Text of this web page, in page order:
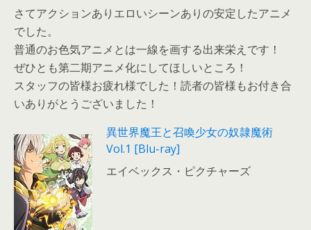
さてアクションありエロいシーンありの安定したアニメ
でした。
普通のお色気アニメとは一線を画する出来栄えです！
ぜひとも第二期アニメ化にしてほしいところ！
スタッフの皆様お疲れ様でした！読者の皆様もお付き合
いありがとうございました！
異世界魔王と召喚少女の奴隷魔術
Vol.1 [Blu-ray]
エイベックス・ピクチャーズ